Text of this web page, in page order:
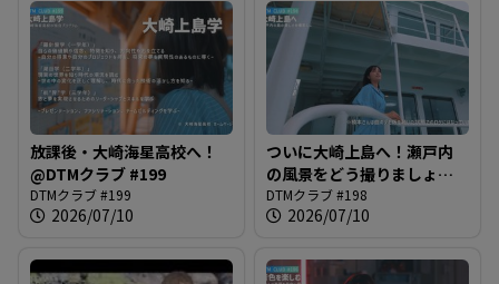
放課後・大崎海星高校へ！
@DTMクラブ #199
DTMクラブ #199
2026/07/10
ついに大崎上島へ！瀬戸内
の風景をどう撮りましょう
か？@DTMクラブ #198
DTMクラブ #198
2026/07/10